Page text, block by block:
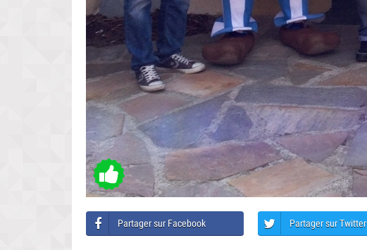
Partager sur Facebook Partager sur Twitter